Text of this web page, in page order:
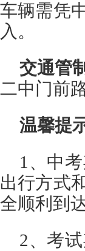
车辆需凭
入。
交通管
二中门前
温馨提
1、中
出行方式
全顺利到
2、考